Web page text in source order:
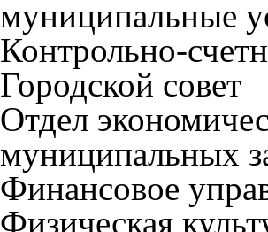
муниципальные
Контрольно-
Городской совет
Отдел
муниципальных
Финансовое
Физическая